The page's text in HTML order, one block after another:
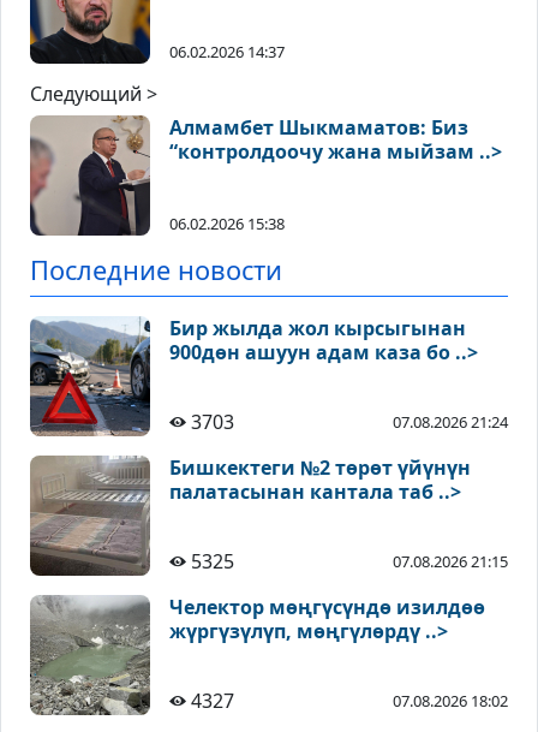
06.02.2026 14:37
Следующий >
Алмамбет Шыкмаматов: Биз
“контролдоочу жана мыйзам ..>
06.02.2026 15:38
Последние новости
Бир жылда жол кырсыгынан
900дөн ашуун адам каза бо ..>
3703 07.08.2026 21:24
Бишкектеги №2 төрөт үйүнүн
палатасынан кантала таб ..>
5325 07.08.2026 21:15
Челектор мөңгүсүндө изилдөө
жүргүзүлүп, мөңгүлөрдү ..>
4327 07.08.2026 18:02